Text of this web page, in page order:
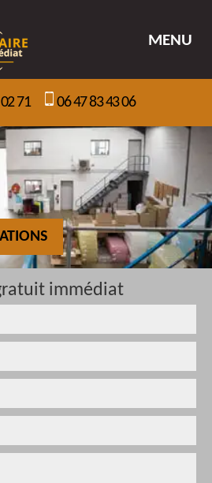
MENU
71 06 47 83 43 06
immédiat